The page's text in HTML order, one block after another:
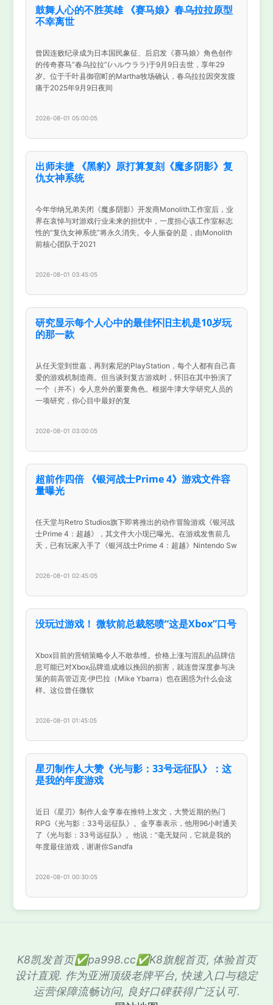
鼓舞人心的不胜英雄 《赛马娘》春乌拉拉原型
不幸离世
曾因连败纪录成为日本国民象征、后启发《赛马娘》角色创作
的传奇赛马“春乌拉拉”(ハルウララ)于9月9日去世，享年29
岁。位于千叶县御宿町的Martha牧场确认，春乌拉拉因突发腹
痛于2025年9月9日夜间
2026-08-01 05:00:05
出师未捷 《黑豹》原打算复刻《魔多阴影》复
仇女神系统
今年华纳兄弟关闭《魔多阴影》开发商Monolith工作室后，业
界在哀悼与对游戏行业未来的担忧中，一度担心该工作室标志
性的“复仇女神系统”将永久消失。令人振奋的是，由Monolith
前核心团队于2021
2026-08-01 03:45:05
研究显示每个人心中的最佳怀旧主机是10岁玩
的那一款
从任天堂到世嘉，再到索尼的PlayStation，每个人都有自己喜
爱的游戏机制造商。但当谈到复古游戏时，怀旧在其中扮演了
一个（并不）令人意外的重要角色。根据牛津大学研究人员的
一项研究，你心目中最好的复
2026-08-01 03:00:05
超前作四倍 《银河战士Prime 4》游戏文件容
量曝光
任天堂与Retro Studios旗下即将推出的动作冒险游戏《银河战
士Prime 4：超越》，其文件大小现已曝光。在游戏发售前几
天，已有玩家入手了《银河战士Prime 4：超越》Nintendo Sw
2026-08-01 02:45:05
没玩过游戏！ 微软前总裁怒喷“这是Xbox”口号
Xbox目前的营销策略令人不敢恭维。价格上涨与混乱的品牌信
息可能已对Xbox品牌造成难以挽回的损害，就连曾深度参与决
策的前高管迈克·伊巴拉（Mike Ybarra）也在困惑为什么会这
样。这位曾任微软
2026-08-01 01:45:05
星刃制作人大赞《光与影：33号远征队》：这
是我的年度游戏
近日《星刃》制作人金亨泰在推特上发文，大赞近期的热门
RPG《光与影：33号远征队》。金亨泰表示，他用96小时通关
了《光与影：33号远征队》。他说：“毫无疑问，它就是我的
年度最佳游戏，谢谢你Sandfa
2026-08-01 00:30:05
K8凯发首页✅pa998.cc✅K8旗舰首页, 体验首页
设计直观. 作为亚洲顶级老牌平台, 快速入口与稳定
运营保障流畅访问, 良好口碑获得广泛认可.